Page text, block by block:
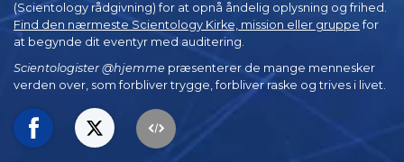
(Scientology rådgivning) for at opnå åndelig oplysning og frihed.
Find den nærmeste Scientology Kirke, mission eller gruppe for
at begynde dit eventyr med auditering.
Scientologister @hjemme præsenterer de mange mennesker
verden over, som forbliver trygge, forbliver raske og trives i livet.